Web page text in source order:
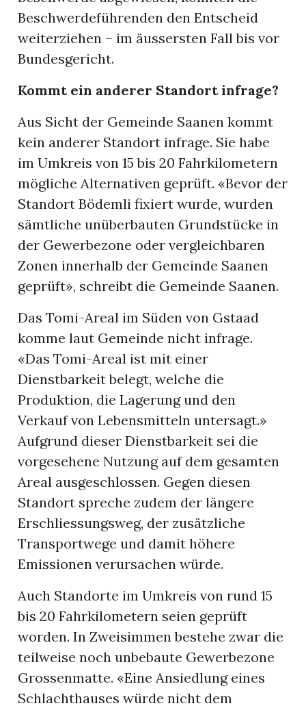
Beschwerdeführenden den Entscheid
weiterziehen – im äussersten Fall bis vor
Bundesgericht.
Kommt ein anderer Standort infrage?
Aus Sicht der Gemeinde Saanen kommt
kein anderer Standort infrage. Sie habe
im Umkreis von 15 bis 20 Fahrkilometern
mögliche Alternativen geprüft. «Bevor der
Standort Bödemli fixiert wurde, wurden
sämtliche unüberbauten Grundstücke in
der Gewerbezone oder vergleichbaren
Zonen innerhalb der Gemeinde Saanen
geprüft», schreibt die Gemeinde Saanen.
Das Tomi-Areal im Süden von Gstaad
komme laut Gemeinde nicht infrage.
«Das Tomi-Areal ist mit einer
Dienstbarkeit belegt, welche die
Produktion, die Lagerung und den
Verkauf von Lebensmitteln untersagt.»
Aufgrund dieser Dienstbarkeit sei die
vorgesehene Nutzung auf dem gesamten
Areal ausgeschlossen. Gegen diesen
Standort spreche zudem der längere
Erschliessungsweg, der zusätzliche
Transportwege und damit höhere
Emissionen verursachen würde.
Auch Standorte im Umkreis von rund 15
bis 20 Fahrkilometern seien geprüft
worden. In Zweisimmen bestehe zwar die
teilweise noch unbebaute Gewerbezone
Grossenmatte. «Eine Ansiedlung eines
Schlachthauses würde nicht dem